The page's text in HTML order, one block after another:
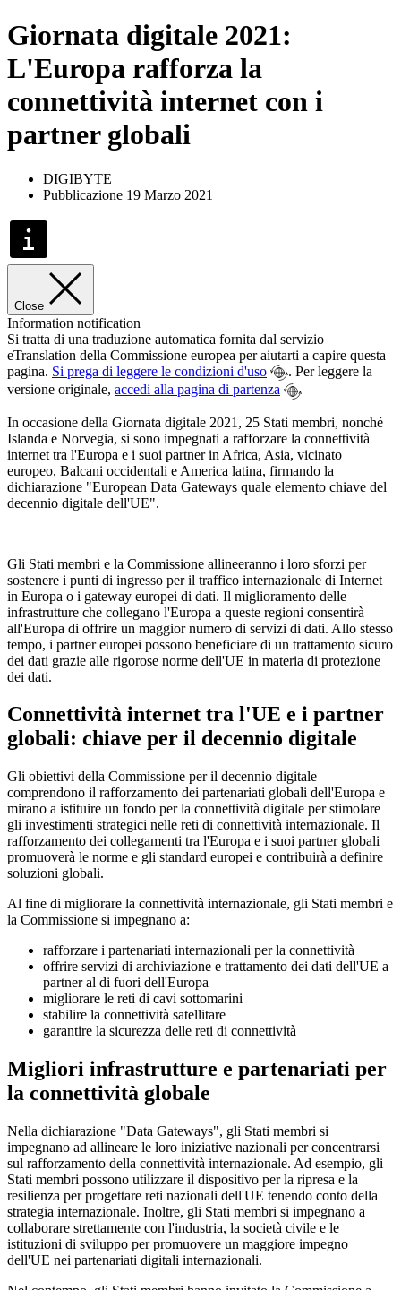
Giornata digitale 2021:
L'Europa rafforza la
connettività internet con i
partner globali
DIGIBYTE
Pubblicazione 19 Marzo 2021
Close
Information notification
Si tratta di una traduzione automatica fornita dal servizio
eTranslation della Commissione europea per aiutarti a capire questa
pagina. Si prega di leggere le condizioni d'uso
. Per leggere la
versione originale, accedi alla pagina di partenza
In occasione della Giornata digitale 2021, 25 Stati membri, nonché
Islanda e Norvegia, si sono impegnati a rafforzare la connettività
internet tra l'Europa e i suoi partner in Africa, Asia, vicinato
europeo, Balcani occidentali e America latina, firmando la
dichiarazione "European Data Gateways quale elemento chiave del
decennio digitale dell'UE".
Gli Stati membri e la Commissione allineeranno i loro sforzi per
sostenere i punti di ingresso per il traffico internazionale di Internet
in Europa o i gateway europei di dati. Il miglioramento delle
infrastrutture che collegano l'Europa a queste regioni consentirà
all'Europa di offrire un maggior numero di servizi di dati. Allo stesso
tempo, i partner europei possono beneficiare di un trattamento sicuro
dei dati grazie alle rigorose norme dell'UE in materia di protezione
dei dati.
Connettività internet tra l'UE e i partner
globali: chiave per il decennio digitale
Gli obiettivi della Commissione per il decennio digitale
comprendono il rafforzamento dei partenariati globali dell'Europa e
mirano a istituire un fondo per la connettività digitale per stimolare
gli investimenti strategici nelle reti di connettività internazionale. Il
rafforzamento dei collegamenti tra l'Europa e i suoi partner globali
promuoverà le norme e gli standard europei e contribuirà a definire
soluzioni globali.
Al fine di migliorare la connettività internazionale, gli Stati membri e
la Commissione si impegnano a:
rafforzare i partenariati internazionali per la connettività
offrire servizi di archiviazione e trattamento dei dati dell'UE a
partner al di fuori dell'Europa
migliorare le reti di cavi sottomarini
stabilire la connettività satellitare
garantire la sicurezza delle reti di connettività
Migliori infrastrutture e partenariati per
la connettività globale
Nella dichiarazione "Data Gateways", gli Stati membri si
impegnano ad allineare le loro iniziative nazionali per concentrarsi
sul rafforzamento della connettività internazionale. Ad esempio, gli
Stati membri possono utilizzare il dispositivo per la ripresa e la
resilienza per progettare reti nazionali dell'UE tenendo conto della
strategia internazionale. Inoltre, gli Stati membri si impegnano a
collaborare strettamente con l'industria, la società civile e le
istituzioni di sviluppo per promuovere un maggiore impegno
dell'UE nei partenariati digitali internazionali.